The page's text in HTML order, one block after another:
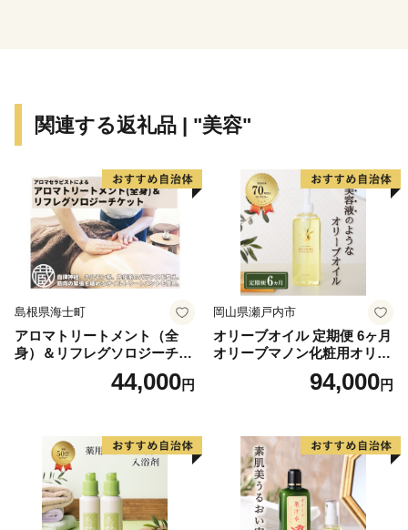
ボを通じ広報キャラクターとして活躍しています。
◆精華町のふるさと納税
精華町のふるさと納税は、クラウドファンディングか
ら始まりました。クリエイターさんや寄付をしてくれる
方々と精華町の事業者やまちが一体となってつくる新し
い「ふるさと納税」の形を提案します。
関連する返礼品 | "美容"
島根県海士町
アロマトリートメント（全
身）＆リフレグソロジーチケ
44,000円
岡山県瀬戸内市
オリーブオイル 定期便 6ヶ月
オリーブマノン化粧用オリー
ブオイル 200ml オリーブ オ
イル 美容 スキンケア 化粧用
94,000円